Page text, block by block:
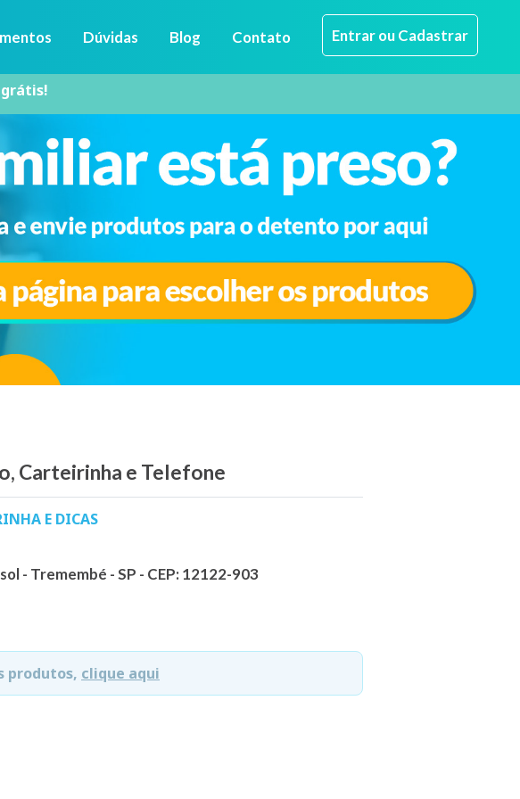
Dúvidas Blog Contato Entrar ou Cadastrar
grátis!
Carteirinha e Telefone
E DICAS
- Tremembé - SP - CEP: 12122-903
produtos, clique aqui